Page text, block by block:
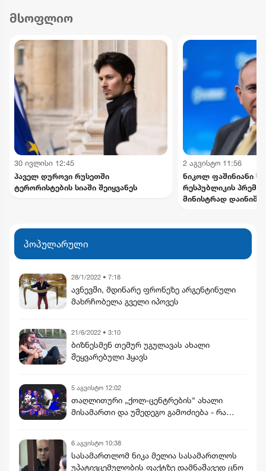
მსოფლიო
30 ივლისი 12:45
პაველ დუროვი რუსეთში
ტერორისტების სიაში შეიყვანეს
2 აგვისტო 11:56
ნიკოლ ფაშინიანი
რესპუბლიკის
მინისტრად დაინიშნა
პოპულარული
28/1/2022 • 7:18
ავნევში, მდინარე ფრონეზე არგენტინული
მახრჩობელა გველი იპოვეს
21/6/2022 • 3:10
ბიზნესმენ თემურ უგულავას ახალი
შეყვარებული ჰყავს
5 აგვისტო 12:02
თაღლითური „ქოლ-ცენტრების“ ახალი
მისამართი და უშედეგო გამოძიება - რა
6 აგვისტო 10:38
სასამართლომ ნიკა მელია სასამართლოს
უპატივცემულობის ფაქტზე დამნაშავედ ცნო